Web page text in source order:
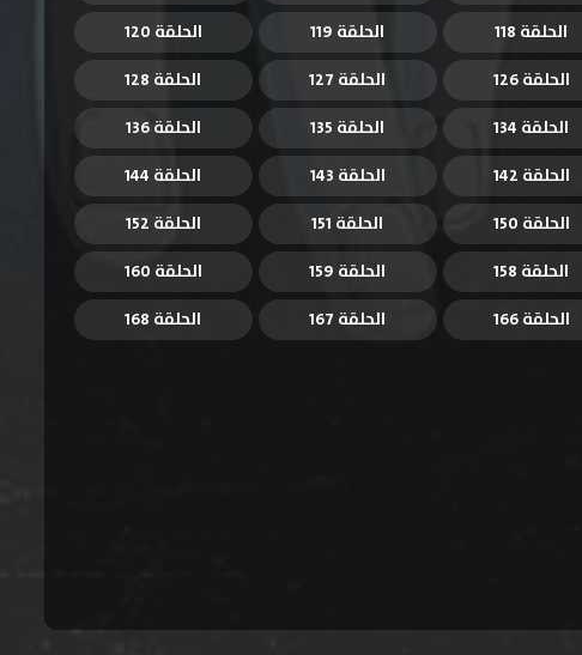
الحلقة 118 الحلقة 119
الحلقة 120
الحلقة 126 الحلقة 127
الحلقة 128
الحلقة 134 الحلقة 135
الحلقة 136
الحلقة 142 الحلقة 143
الحلقة 144
الحلقة 150 الحلقة 151
الحلقة 152
الحلقة 158 الحلقة 159
الحلقة 160
الحلقة 166 الحلقة 167
الحلقة 168